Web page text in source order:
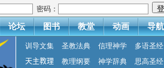
密码：
论坛 图书 教堂 动画 导航
训导文集 圣教法典 信理神学
多语圣经
天主教理
教理纲要 神学辞典
思高圣经